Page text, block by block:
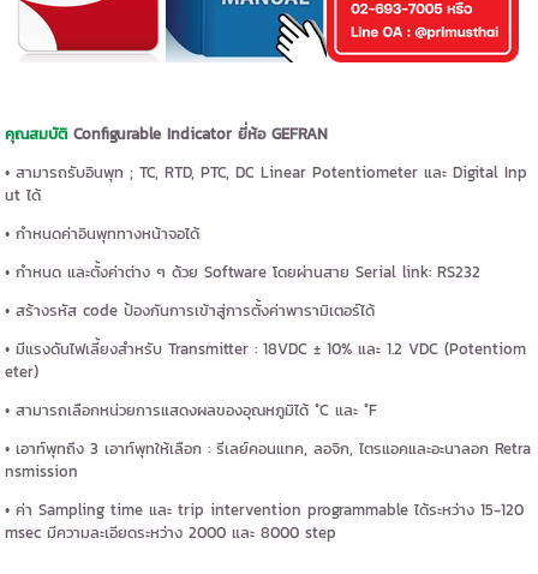
คุณสมบัติConfigurable Indicator ยี่ห้อ GEFRAN
• สามารถรับอินพุท ; TC, RTD, PTC, DC Linear Potentiometer และ Digital Inp
ut ได้
• กำหนดค่าอินพุททางหน้าจอได้
• กำหนด และตั้งค่าต่าง ๆ ด้วย Software โดยผ่านสาย Serial link: RS232
• สร้างรหัส code ป้องกันการเข้าสู่การตั้งค่าพารามิเตอร์ได้
• มีแรงดันไฟเลี้ยงสำหรับ Transmitter : 18VDC ± 10% และ 1.2 VDC (Potentiom
eter)
• สามารถเลือกหน่วยการแสดงผลของอุณหภูมิได้ °C และ °F
• เอาท์พุทถึง 3 เอาท์พุทให้เลือก : รีเลย์คอนแทค, ลอจิก, ไตรแอคและอะนาลอก Retra
nsmission
• ค่า Sampling time และ trip intervention programmable ได้ระหว่าง 15-120
msec มีความละเอียดระหว่าง 2000 และ 8000 step